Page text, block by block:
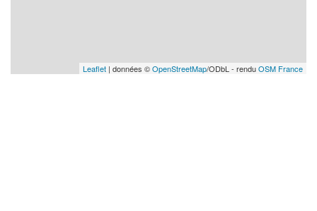
Leaflet | données ©OpenStreetMap/ODbL - renduOSM France